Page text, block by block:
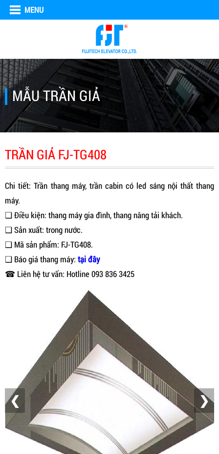
MENU
MẪU TRẦN GIẢ
TRẦN GIẢ FJ-TG408
Chi tiết: Trần thang máy, trần cabin có led sáng nội thất thang
máy.
❑ Điều kiện: thang máy gia đình, thang nâng tải khách.
❑ Sản xuất: trong nước.
❑ Mã sản phẩm: FJ-TG408.
❑ Báo giá thang máy: tại đây
☎ Liên hệ tư vấn: Hotline 093 836 3425
❮ ❯